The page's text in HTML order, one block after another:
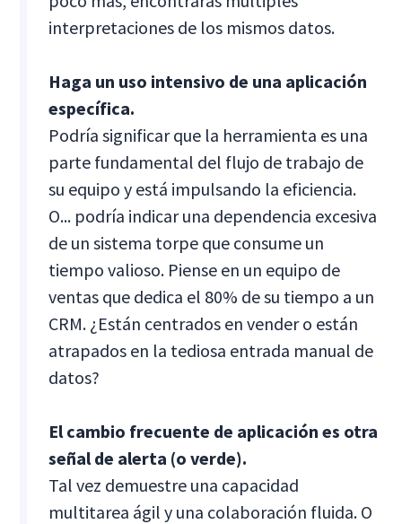
interpretaciones de los mismos datos.
Haga un uso intensivo de una aplicación
específica.
Podría significar que la herramienta es una
parte fundamental del flujo de trabajo de
su equipo y está impulsando la eficiencia.
O... podría indicar una dependencia excesiva
de un sistema torpe que consume un
tiempo valioso. Piense en un equipo de
ventas que dedica el 80% de su tiempo a un
CRM. ¿Están centrados en vender o están
atrapados en la tediosa entrada manual de
datos?
El cambio frecuente de aplicación es otra
señal de alerta (o verde).
Tal vez demuestre una capacidad
multitarea ágil y una colaboración fluida. O